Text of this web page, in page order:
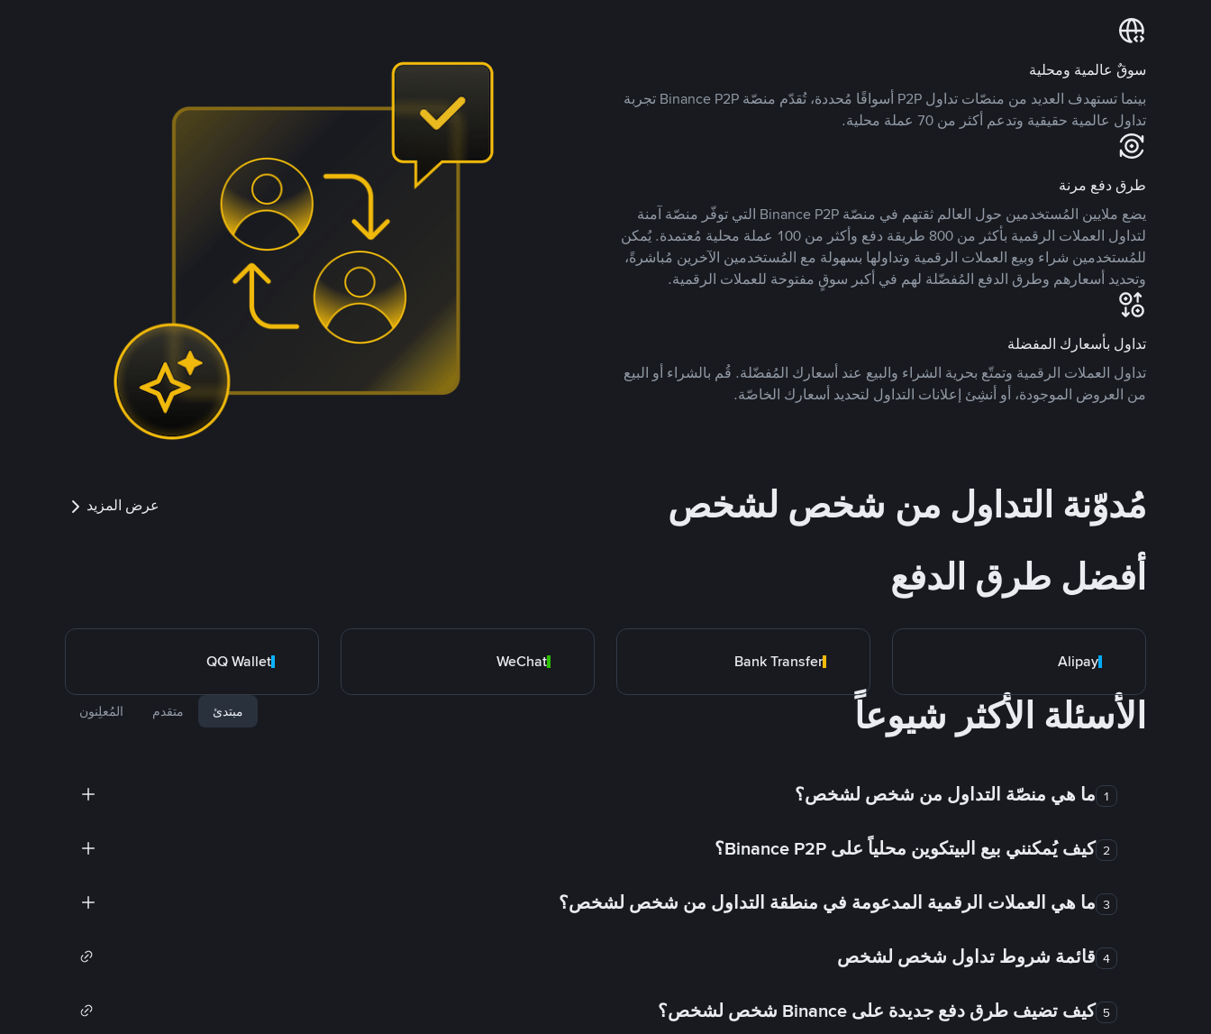
سوقٌ عالمية ومحلية
بينما تستهدف العديد من منصّات تداول P2P أسواقًا مُحددة، تُقدّم منصّة Binance P2P تجربة
تداول عالمية حقيقية وتدعم أكثر من 70 عملة محلية.
طرق دفع مرنة
يضع ملايين المُستخدمين حول العالم ثقتهم في منصّة Binance P2P التي توفّر منصّة آمنة
لتداول العملات الرقمية بأكثر من 800 طريقة دفع وأكثر من 100 عملة محلية مُعتمدة. يُمكن
للمُستخدمين شراء وبيع العملات الرقمية وتداولها بسهولة مع المُستخدمين الآخرين مُباشرةً،
وتحديد أسعارهم وطرق الدفع المُفضّلة لهم في أكبر سوقٍ مفتوحة للعملات الرقمية.
تداول بأسعارك المفضلة
تداول العملات الرقمية وتمتّع بحرية الشراء والبيع عند أسعارك المُفضّلة. قُم بالشراء أو البيع
من العروض الموجودة، أو أنشِئ إعلانات التداول لتحديد أسعارك الخاصّة.
مُدوّنة التداول من شخص لشخص عرض المزيد
أفضل طرق الدفع
Alipay
Bank Transfer
WeChat
QQ Wallet
الأسئلة الأكثر شيوعاً مبتدئ متقدم المُعلِنون
1 ما هي منصّة التداول من شخص لشخص؟
2 كيف يُمكنني بيع البيتكوين محلياً على Binance P2P؟
3 ما هي العملات الرقمية المدعومة في منطقة التداول من شخص لشخص؟
4 قائمة شروط تداول شخص لشخص
5 كيف تضيف طرق دفع جديدة على Binance شخص لشخص؟